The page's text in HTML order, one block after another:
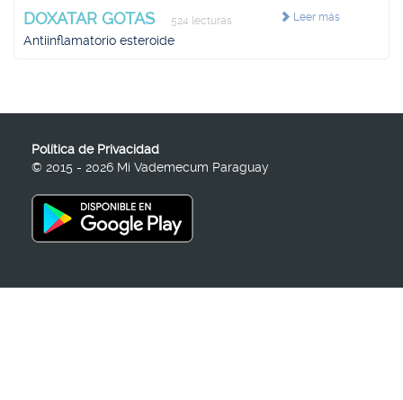
Leer más
DOXATAR GOTAS 524 lecturas
Antiinflamatorio esteroide
Política de Privacidad
© 2015 - 2026 Mi Vademecum Paraguay